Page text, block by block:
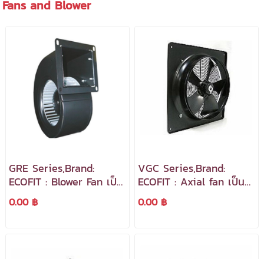
Fans and Blower
GRE Series,Brand:
ECOFIT : Blower Fan เป็น
มอเตอร์พัดลมแบบกรง
กระรอกที่มีโครงแบบหอย
0.00 ฿
VGC Series,Brand:
ECOFIT : Axial fan เป็น
พัดลมแบบตะแกรงหลัง
พร้อมโครงสร้างเหล็กทรง
0.00 ฿